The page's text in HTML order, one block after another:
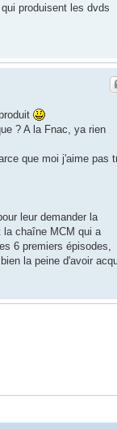
produisent les dvds
? A la Fnac, ya rien
que moi j'aime pas
leur demander la
la chaîne MCM qui a
6 premiers épisodes,
la peine d'avoir